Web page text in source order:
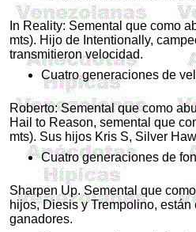
In Reality: Semental que como
mts). Hijo de Intentionally,
transmitieron velocidad.
Cuatro generaciones de
Roberto: Semental que como
Hail to Reason, semental que
mts). Sus hijos Kris S, Silver
Cuatro generaciones de
Sharpen Up. Semental que
hijos, Diesis y Trempolino,
ganadores.